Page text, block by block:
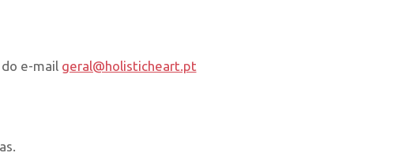
e-mail geral@holisticheart.pt